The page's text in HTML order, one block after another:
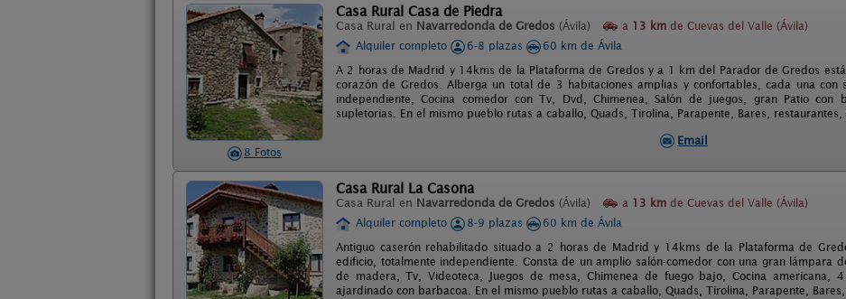
8 Fotos
Casa Rural Casa de Piedra
Casa Rural en Navarredonda de Gredos (Ávila) a 13 km de Cuevas del Valle (Ávila)
Alquiler completo
6-8 plazas
60 km de Ávila
A 2 horas de Madrid y 14kms de la Plataforma de Gredos y a 1 km del Parador de Gredos
corazón de Gredos. Alberga un total de 3 habitaciones amplias y confortables, cada una
independiente, Cocina comedor con Tv, Dvd, Chimenea, Salón de juegos, gran Patio con
supletorias. En el mismo pueblo rutas a caballo, Quads, Tirolina, Parapente, Bares, restaurantes,
Email
Casa Rural La Casona
Casa Rural en Navarredonda de Gredos (Ávila) a 13 km de Cuevas del Valle (Ávila)
Alquiler completo
8-9 plazas
60 km de Ávila
Antiguo caserón rehabilitado situado a 2 horas de Madrid y 14kms de la Plataforma de
edificio, totalmente independiente. Consta de un amplio salón-comedor con una gran lámpara
de madera, Tv, Videoteca, Juegos de mesa, Chimenea de fuego bajo, Cocina americana,
ajardinado con barbacoa. En el mismo pueblo rutas a caballo, Quads, Tirolina, Parapente,